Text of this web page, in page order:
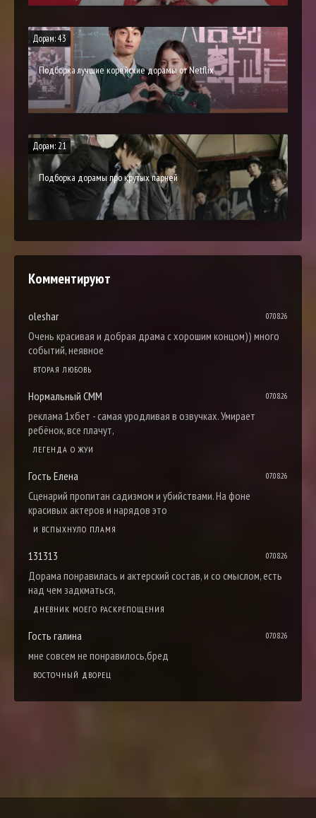
Дорам: 43
Подборка лучшие корейские дорамы от Netflix
Дорам: 21
Подборка дорамы про крутых парней
Комментируют
oleshar 07.08.26
Очень красивая и добрая драма с хорошим концом)) много
событий, неявное
ВТОРАЯ ЛЮБОВЬ
Нормальный СММ 07.08.26
реклама 1хбет - самая уродливая в озвучках. Умирает
ребёнок, все плачут,
ЛЕГЕНДА О ЖУИ
Гость Елена 07.08.26
Сценарий пропитан садизмом и убийствами. На фоне
красивых актеров и нарядов это
И ВСПЫХНУЛО ПЛАМЯ
131313 07.08.26
Дорама понравилась и актерский состав, и со смыслом, есть
над чем задкматься,
ДНЕВНИК МОЕГО РАСКРЕПОЩЕНИЯ
Гость галина 07.08.26
мне совсем не понравилось,бред
ВОСТОЧНЫЙ ДВОРЕЦ